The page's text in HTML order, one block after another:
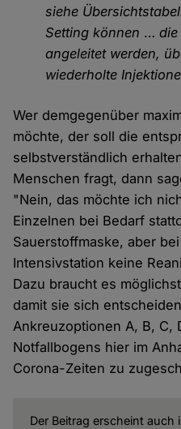
siehe
Setting können … die
angeleitet werden,
wiederholte
Wer demgegenüber
möchte, der soll die
selbstverständlich
Menschen fragt, dann
"Nein, das möchte ich
Einzelnen bei Bedarf
Sauerstoffmaske, aber
Intensivstation keine
Dazu braucht es
damit sie sich
Ankreuzoptionen A, B, C,
Notfallbogens hier im
Corona-Zeiten zu
Der Beitrag erscheint auch